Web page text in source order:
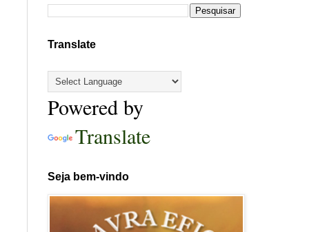
Translate
Powered by
Translate
Seja bem-vindo